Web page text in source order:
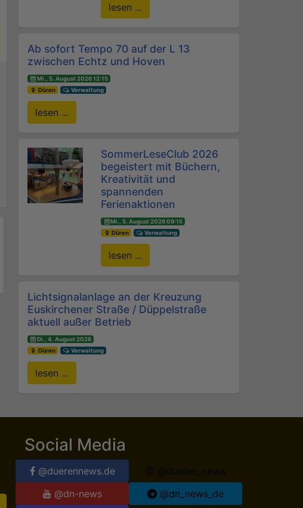
lesen ...
Ab sofort Tempo 70 auf der L 13
zwischen Echtz und Hoven
Mi., 5. August 2026 12:15
Düren
Verwaltung
lesen ...
SommerLeseClub 2026
begeistert mit Büchern,
Kreativität und
spannenden
Ferienaktionen
Mi., 5. August 2026 09:15
Düren
Verwaltung
lesen ...
Lichtsignalanlage an der Kreuzung
Euskirchener Straße / Düppelstraße
aktuell außer Betrieb
Di., 4. August 2026
Düren
Verwaltung
lesen ...
Social Media
@duerennews.de
@dn-news
@dn_news_de